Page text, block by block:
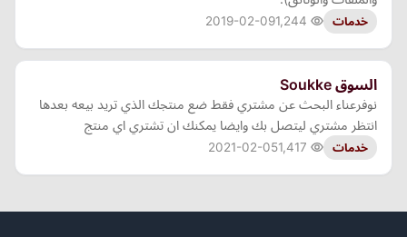
خدمات 2019-02-09
السوق Soukke
نوفرعناء البحث عن مشتري فقط ضع منتجك الذي تريد بيعه بعدها
انتظر مشتري ليتصل بك وايضا يمكنك ان تشتري اي منتج
خدمات 2021-02-05